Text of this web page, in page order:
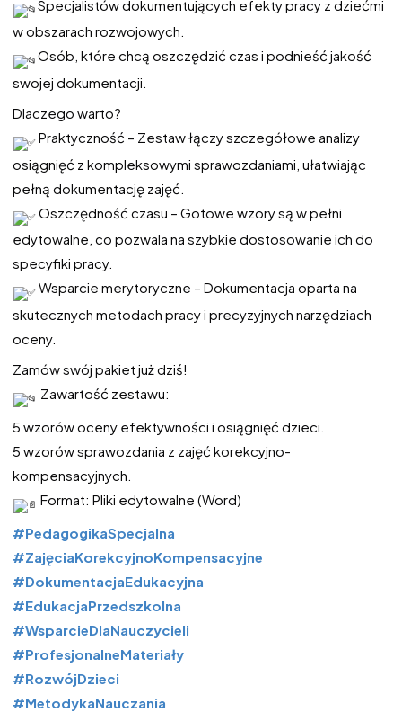
Specjalistów dokumentujących efekty pracy z dziećmi
w obszarach rozwojowych.
Osób, które chcą oszczędzić czas i podnieść jakość
swojej dokumentacji.
Dlaczego warto?
Praktyczność – Zestaw łączy szczegółowe analizy
osiągnięć z kompleksowymi sprawozdaniami, ułatwiając
pełną dokumentację zajęć.
Oszczędność czasu – Gotowe wzory są w pełni
edytowalne, co pozwala na szybkie dostosowanie ich do
specyfiki pracy.
Wsparcie merytoryczne – Dokumentacja oparta na
skutecznych metodach pracy i precyzyjnych narzędziach
oceny.
Zamów swój pakiet już dziś!
Zawartość zestawu:
5 wzorów oceny efektywności i osiągnięć dzieci.
5 wzorów sprawozdania z zajęć korekcyjno-
kompensacyjnych.
Format: Pliki edytowalne (Word)
#PedagogikaSpecjalna
#ZajęciaKorekcyjnoKompensacyjne
#DokumentacjaEdukacyjna
#EdukacjaPrzedszkolna
#WsparcieDlaNauczycieli
#ProfesjonalneMateriały
#RozwójDzieci
#MetodykaNauczania